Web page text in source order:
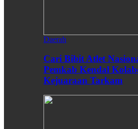
Daerah
Cari Bibit Atlet
Pemkab Kendal
Kejuaraan Tarkam